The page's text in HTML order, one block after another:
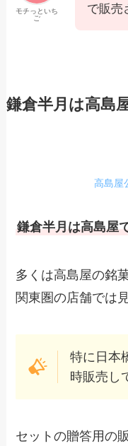
モチっといち
ご
で販売
鎌倉半月は高島
高島屋
鎌倉半月は高島屋
多くは高島屋の銘
関東圏の店舗では
特に日本
時販売し
セットの贈答用の